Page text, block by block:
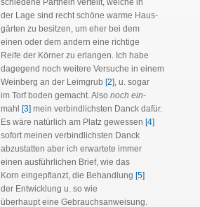
schiedene Parthein verteilt, welche in
der Lage sind recht schöne warme Haus-
gärten zu besitzen, um eher bei dem
einen oder dem andern eine richtige
Reife der Körner zu erlangen. Ich habe
dagegend noch weitere Versuche in einem
Weinberg an der Leimgrub [2], u. sogar
im Torf boden gemacht. Also noch ein-
mahl
[3] mein verbindlichsten Danck dafür.
Es wäre natürlich am Platz gewessen [4]
sofort meinen verbindlichsten Danck
abzustatten aber ich erwartete immer
einen ausführlichen Brief, wie das
Korn eingepflanzt, die Behandlung [5]
der Entwicklung u. so wie
überhaupt eine Gebrauchsanweisung.